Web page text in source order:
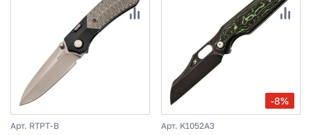
Арт. RTPT-B
-8%
Арт. K1052A3